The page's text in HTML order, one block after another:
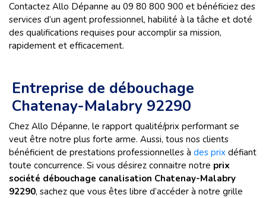
Contactez Allo Dépanne au 09 80 800 900 et bénéficiez des
services d’un agent professionnel, habilité à la tâche et doté
des qualifications requises pour accomplir sa mission,
rapidement et efficacement.
Entreprise de débouchage
Chatenay-Malabry 92290
Chez Allo Dépanne, le rapport qualité/prix performant se
veut être notre plus forte arme. Aussi, tous nos clients
bénéficient de prestations professionnelles à des prix défiant
toute concurrence. Si vous désirez connaitre notre prix
société débouchage canalisation Chatenay-Malabry
92290, sachez que vous êtes libre d’accéder à notre grille